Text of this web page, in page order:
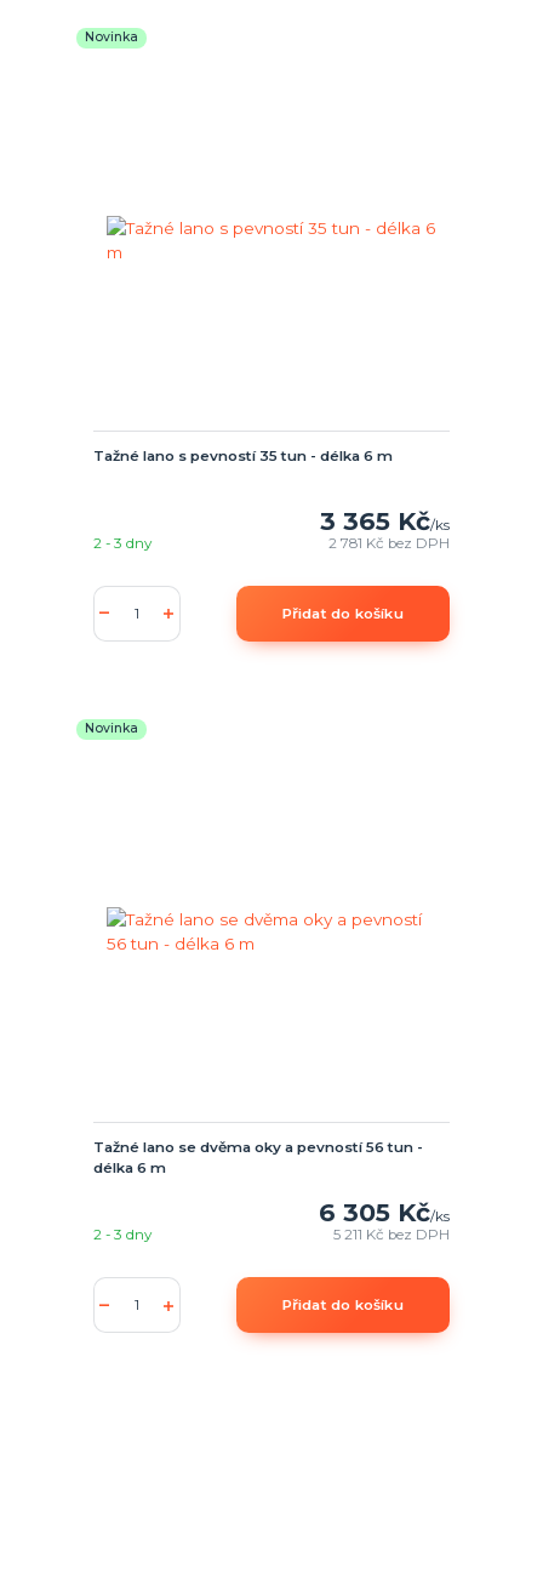
Novinka
Tažné lano s pevností 35 tun - délka 6 m
3 365 Kč/ks
2 781 Kč bez DPH
2 - 3 dny
Přidat do košíku
Novinka
Tažné lano se dvěma oky a pevností 56 tun -
délka 6 m
6 305 Kč/ks
5 211 Kč bez DPH
2 - 3 dny
Přidat do košíku